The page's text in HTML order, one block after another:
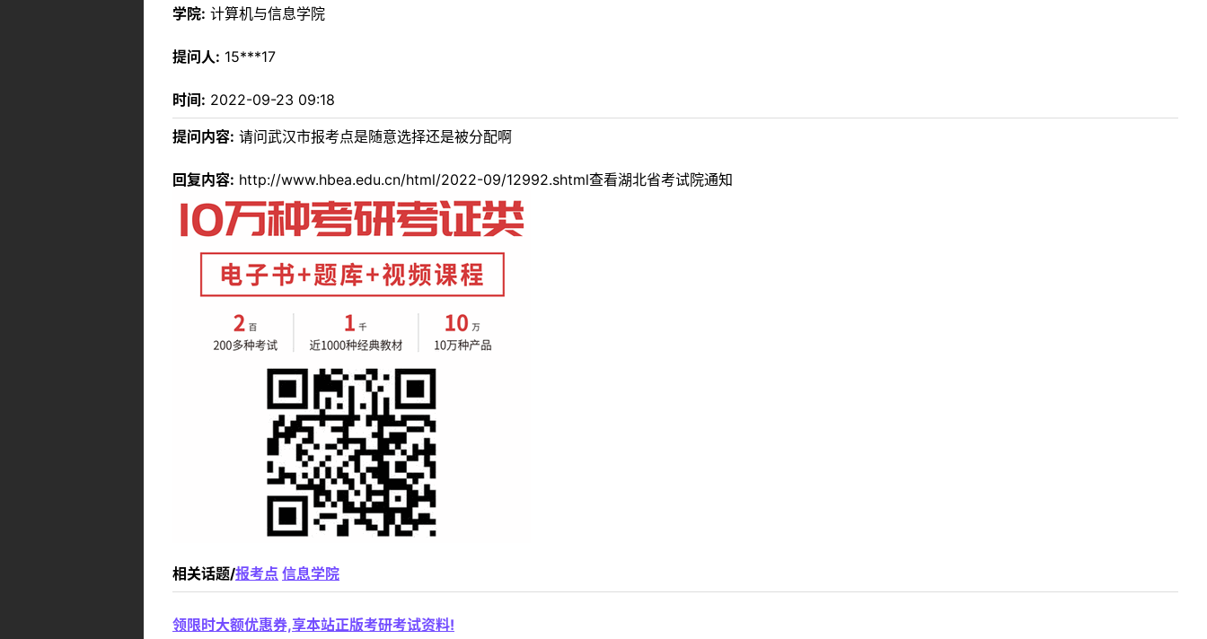
学院: 计算机与信息学院
提问人: 15***17
时间: 2022-09-23 09:18
提问内容: 请问武汉市报考点是随意选择还是被分配啊
回复内容: http://www.hbea.edu.cn/html/2022-09/12992.shtml查看湖北省考试院通知
相关话题/报考点 信息学院
领限时大额优惠券,享本站正版考研考试资料!